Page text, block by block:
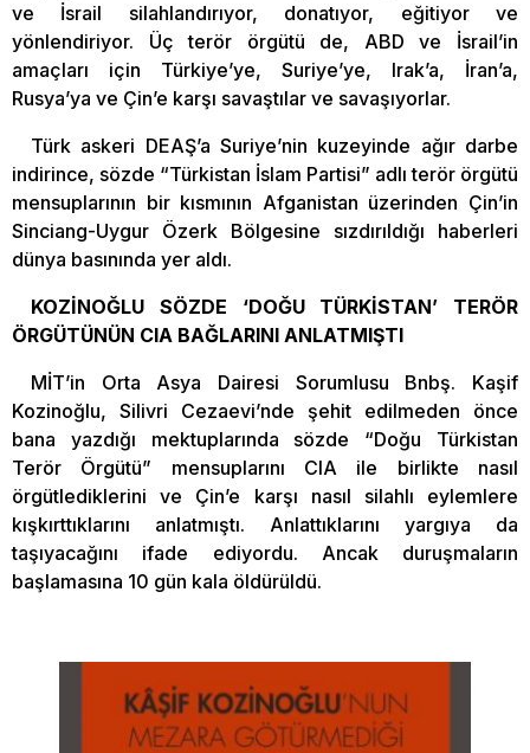
ve İsrail silahlandırıyor, donatıyor, eğitiyor ve
yönlendiriyor. Üç terör örgütü de, ABD ve İsrail’in
amaçları için Türkiye’ye, Suriye’ye, Irak’a, İran’a,
Rusya’ya ve Çin’e karşı savaştılar ve savaşıyorlar.
Türk askeri DEAŞ’a Suriye’nin kuzeyinde ağır darbe
indirince, sözde “Türkistan İslam Partisi” adlı terör örgütü
mensuplarının bir kısmının Afganistan üzerinden Çin’in
Sinciang-Uygur Özerk Bölgesine sızdırıldığı haberleri
dünya basınında yer aldı.
KOZİNOĞLU SÖZDE ‘DOĞU TÜRKİSTAN’ TERÖR
ÖRGÜTÜNÜN CIA BAĞLARINI ANLATMIŞTI
MİT’in Orta Asya Dairesi Sorumlusu Bnbş. Kaşif
Kozinoğlu, Silivri Cezaevi’nde şehit edilmeden önce
bana yazdığı mektuplarında sözde “Doğu Türkistan
Terör Örgütü” mensuplarını CIA ile birlikte nasıl
örgütlediklerini ve Çin’e karşı nasıl silahlı eylemlere
kışkırttıklarını anlatmıştı. Anlattıklarını yargıya da
taşıyacağını ifade ediyordu. Ancak duruşmaların
başlamasına 10 gün kala öldürüldü.